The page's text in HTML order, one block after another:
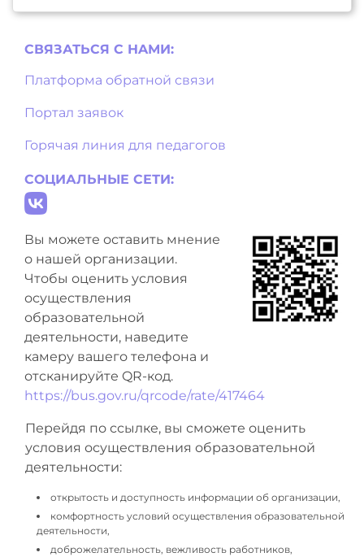
СВЯЗАТЬСЯ С НAМИ:
Платформа обратной связи
Портал заявок
Горячая линия для педагогов
СОЦИАЛЬНЫЕ СЕТИ:
Вы можете оставить мнение
о нашей организации.
Чтобы оценить условия
осуществления
образовательной
деятельности, наведите
камеру вашего телефона и
отсканируйте QR-код.
https://bus.gov.ru/qrcode/rate/417464
Перейдя по ссылке, вы сможете оценить
условия осуществления образовательной
деятельности:
открытость и доступность информации об организации,
комфортность условий осуществления образовательной
деятельности,
доброжелательность, вежливость работников,